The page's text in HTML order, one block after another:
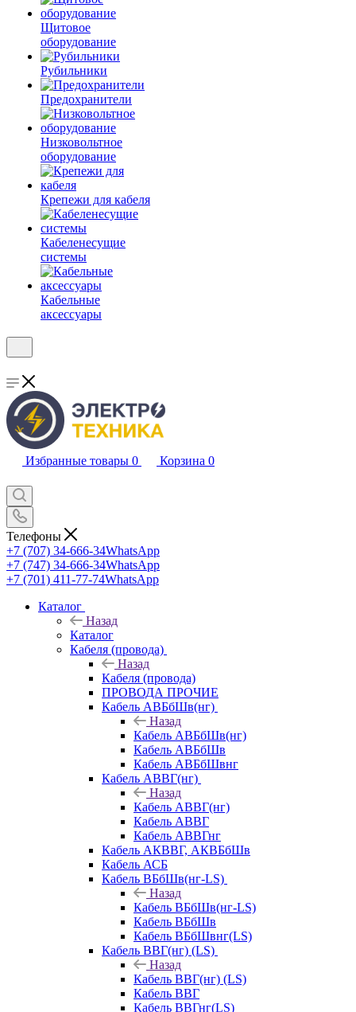
Щитовое
оборудование
Рубильники
Предохранители
Низковольтное
оборудование
Крепежи для кабеля
Кабеленесущие
системы
Кабельные
аксессуары
Избранные товары 0 Корзина 0
Телефоны
+7 (707) 34-666-34WhatsApp
+7 (747) 34-666-34WhatsApp
+7 (701) 411-77-74WhatsApp
Каталог
Назад
Каталог
Кабеля (провода)
Назад
Кабеля (провода)
ПРОВОДА ПРОЧИЕ
Кабель АВБбШв(нг)
Назад
Кабель АВБбШв(нг)
Кабель АВБбШв
Кабель АВБбШвнг
Кабель АВВГ(нг)
Назад
Кабель АВВГ(нг)
Кабель АВВГ
Кабель АВВГнг
Кабель АКВВГ, АКВБбШв
Кабель АСБ
Кабель ВБбШв(нг-LS)
Назад
Кабель ВБбШв(нг-LS)
Кабель ВБбШв
Кабель ВБбШвнг(LS)
Кабель ВВГ(нг) (LS)
Назад
Кабель ВВГ(нг) (LS)
Кабель ВВГ
Кабель ВВГнг(LS)